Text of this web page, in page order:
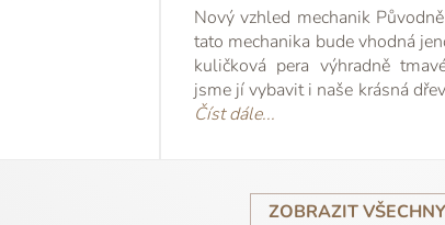
Nový vzhled mechanik
tato mechanika bude vhodná
kuličková pera výhradně
jsme jí vybavit i naše krásná
Číst dále...
ZOBRAZIT